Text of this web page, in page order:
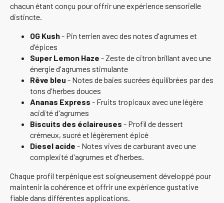
chacun étant conçu pour offrir une expérience sensorielle
distincte.
OG Kush- Pin terrien avec des notes d'agrumes et
d'épices
Super Lemon Haze - Zeste de citron brillant avec une
énergie d'agrumes stimulante
Rêve bleu - Notes de baies sucrées équilibrées par des
tons d'herbes douces
Ananas Express - Fruits tropicaux avec une légère
acidité d'agrumes
Biscuits des éclaireuses - Profil de dessert
crémeux, sucré et légèrement épicé
Diesel acide - Notes vives de carburant avec une
complexité d'agrumes et d'herbes.
Chaque profil terpénique est soigneusement développé pour
maintenir la cohérence et offrir une expérience gustative
fiable dans différentes applications.